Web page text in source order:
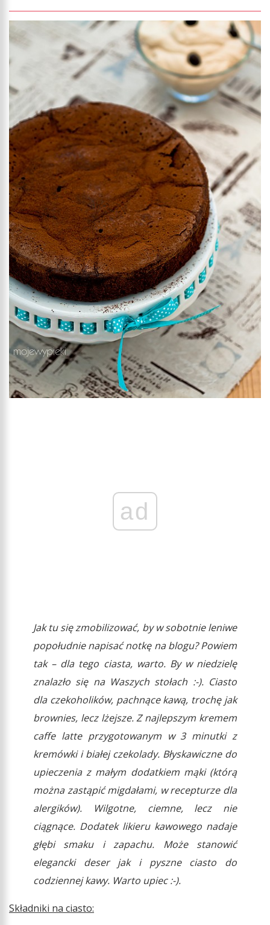
ad
Jak tu się zmobilizować, by w sobotnie leniwe
popołudnie napisać notkę na blogu? Powiem
tak – dla tego ciasta, warto. By w niedzielę
znalazło się na Waszych stołach :-). Ciasto
dla czekoholików, pachnące kawą, trochę jak
brownies, lecz lżejsze. Z najlepszym kremem
caffe latte przygotowanym w 3 minutki z
kremówki i białej czekolady. Błyskawiczne do
upieczenia z małym dodatkiem mąki (którą
można zastąpić migdałami, w recepturze dla
alergików). Wilgotne, ciemne, lecz nie
ciągnące. Dodatek likieru kawowego nadaje
głębi smaku i zapachu. Może stanowić
elegancki deser jak i pyszne ciasto do
codziennej kawy. Warto upiec :-).
Składniki na ciasto: